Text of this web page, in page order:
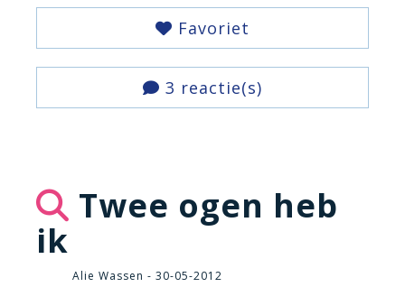
Favoriet
3 reactie(s)
Twee ogen heb
ik
Alie Wassen - 30-05-2012